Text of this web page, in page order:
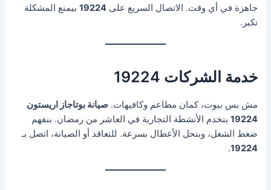
جاهزة في أي وقت. الاتصال السريع على19224 بيمنع المشكلة
تكبر.
خدمة الشركات 19224
مش بس بيوت، كمان مطاعم وكافيهات.صيانة بوتاجاز اريستون
19224 بتخدم الأنشطة التجارية في العاشر من رمضان. بنفهم
ضغط الشغل، وبنحل الأعطال بسرعة. للتعاقد أو الصيانة، اتصل بـ
19224
.